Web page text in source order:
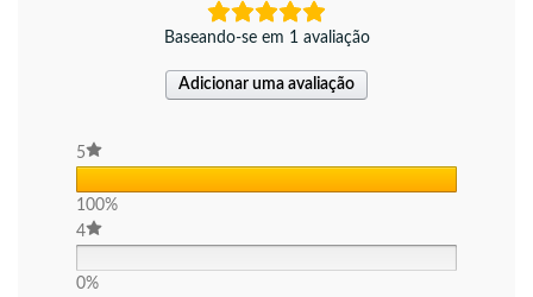
Baseando-se em 1 avaliação
Adicionar uma avaliação
5
100%
4
0%